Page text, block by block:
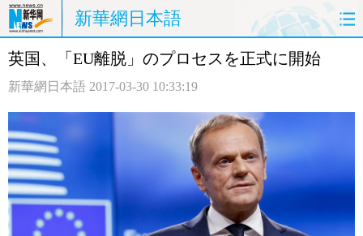
新華網日本語
ホームページ 政治 経済
観光 評論
中日対訳
英国、「EU離脱」のプロセスを正式に開始
新華網日本語 2017-03-30 10:33:19